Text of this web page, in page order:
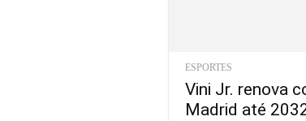
ESPORTES
Vini Jr. renova
Madrid até